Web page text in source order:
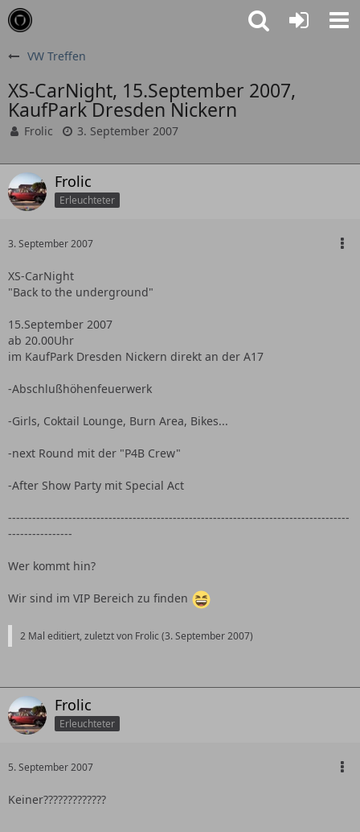
VW Treffen
XS-CarNight, 15.September 2007,
KaufPark Dresden Nickern
Frolic 3. September 2007
Frolic
Erleuchteter
3. September 2007
XS-CarNight
"Back to the underground"
15.September 2007
ab 20.00Uhr
im KaufPark Dresden Nickern direkt an der A17
-Abschlußhöhenfeuerwerk
-Girls, Coktail Lounge, Burn Area, Bikes...
-next Round mit der "P4B Crew"
-After Show Party mit Special Act
-------------------------------------------------------------------------------------
----------------
Wer kommt hin?
Wir sind im VIP Bereich zu finden
2 Mal editiert, zuletzt von Frolic (3. September 2007)
Frolic
Erleuchteter
5. September 2007
Keiner?????????????